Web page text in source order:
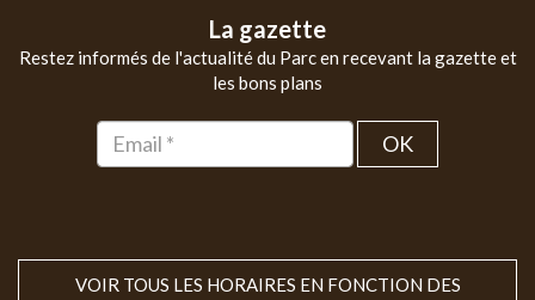
La gazette
Restez informés de l'actualité du Parc en recevant la gazette et
les bons plans
OK
VOIR TOUS LES HORAIRES EN FONCTION DES